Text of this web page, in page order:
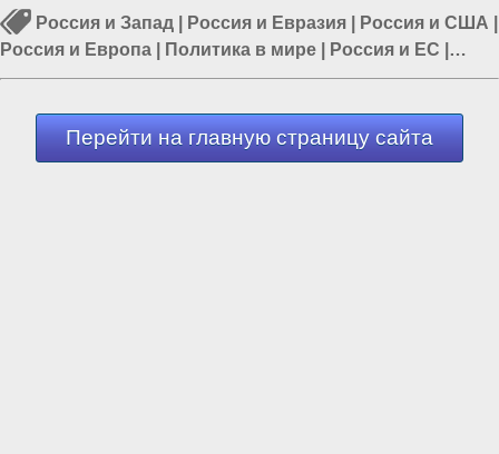
Россия и Запад Россия и Евразия Россия и США
Россия и Европа
Политика в мире Россия и ЕС
Россия и Украина
Перейти на главную страницу сайта